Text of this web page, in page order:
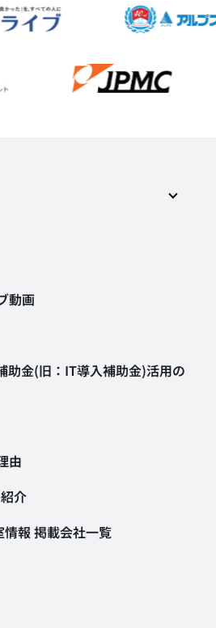
動画
助金(旧：IT導入補助金)活用の
由
介
情報掲載会社一覧